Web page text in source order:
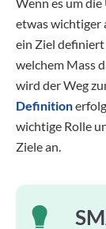
etwas wichtiger
ein Ziel definiert
welchem Mass
wird der Weg
Definition
wichtige Rolle
Ziele an.